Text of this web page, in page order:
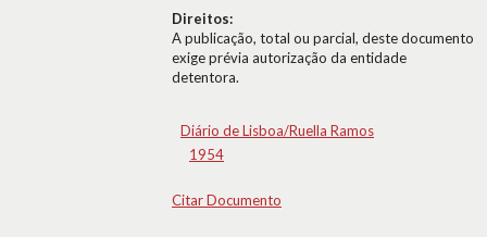
Direitos:
A publicação, total ou parcial, deste documento
exige prévia autorização da entidade
detentora.
Diário de Lisboa/Ruella Ramos
1954
Citar Documento